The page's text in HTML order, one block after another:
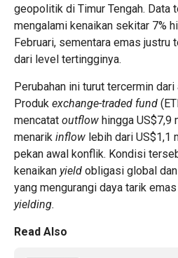
geopolitik di Timur Tengah. Data
mengalami kenaikan sekitar 7%
Februari, sementara emas justru
dari level tertingginya.
Perubahan ini turut tercermin
Produk exchange-traded fund
mencatat outflow hingga US$7,9
menarik inflow lebih dari US$1,1
pekan awal konflik. Kondisi
kenaikan yield obligasi global
yang mengurangi daya tarik
yielding.
Read Also